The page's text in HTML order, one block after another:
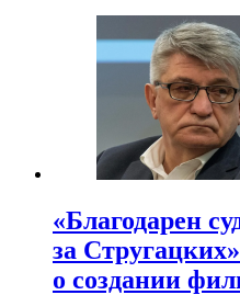
«Благодарен
за
о создании